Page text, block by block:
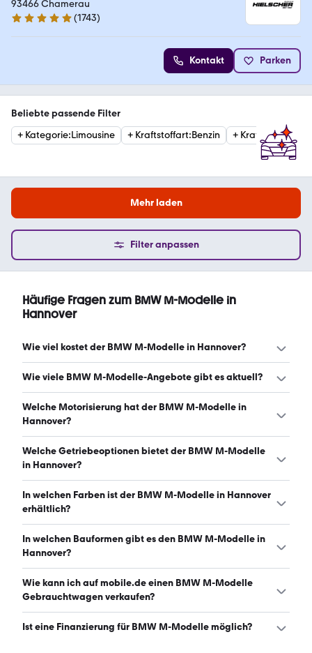
93466 Chamerau
4.9 Sterne
(1743)
Kontakt Parken
Beliebte passende Filter
+ Kategorie:Limousine + Kraftstoffart:Benzin + Kraftstoffart
Mehr laden
Filter anpassen
Häufige Fragen zum BMW M-Modelle in
Hannover
Wie viel kostet der BMW M-Modelle in Hannover?
Ein guter Preis für einen BMW M-Modelle in Hannover
starten ab 352 € monatlich. (Stand: 7.8.2026)
Wie viele BMW M-Modelle-Angebote gibt es aktuell?
Es gibt insgesamt 181 BMW M-Modelle bei mobile.de,
davon 147 Gebraucht- und 34 Neuwagen. (Stand:
Welche Motorisierung hat der BMW M-Modelle in
Hannover?
Der BMW M-Modelle in Hannover hat Leistungen
zwischen 300 und 727 PS. (Stand: 7.8.2026)
Welche Getriebeoptionen bietet der BMW M-Modelle
in Hannover?
Der BMW M-Modelle in Hannover ist mit automatischem,
manuellem und halbautomatischem Getriebe erhältlich.
In welchen Farben ist der BMW M-Modelle in Hannover
erhältlich?
Den BMW M-Modelle in Hannover gibt es in folgenden
Farben: grau, schwarz, blau, weiß, grün, rot, silber,
(Stand: 7.8.2026)
In welchen Bauformen gibt es den BMW M-Modelle in
Hannover?
Den BMW M-Modelle in Hannover gibt es in folgenden
Bauformen: Sportwagen/Coupé, Limousine, Kombi und
Wie kann ich auf mobile.de einen BMW M-Modelle
Gebrauchtwagen verkaufen?
Alle Informationen zum Verkauf an mobile.de-
Ist eine Finanzierung für BMW M-Modelle möglich?